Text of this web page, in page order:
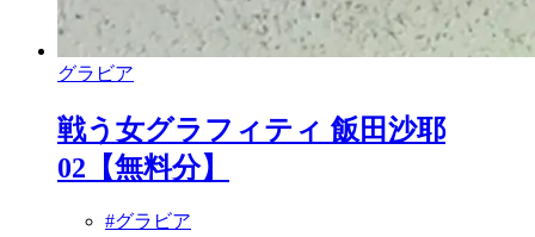
グラビア
戦う女グラフィティ 飯田沙耶
02【無料分】
#グラビア